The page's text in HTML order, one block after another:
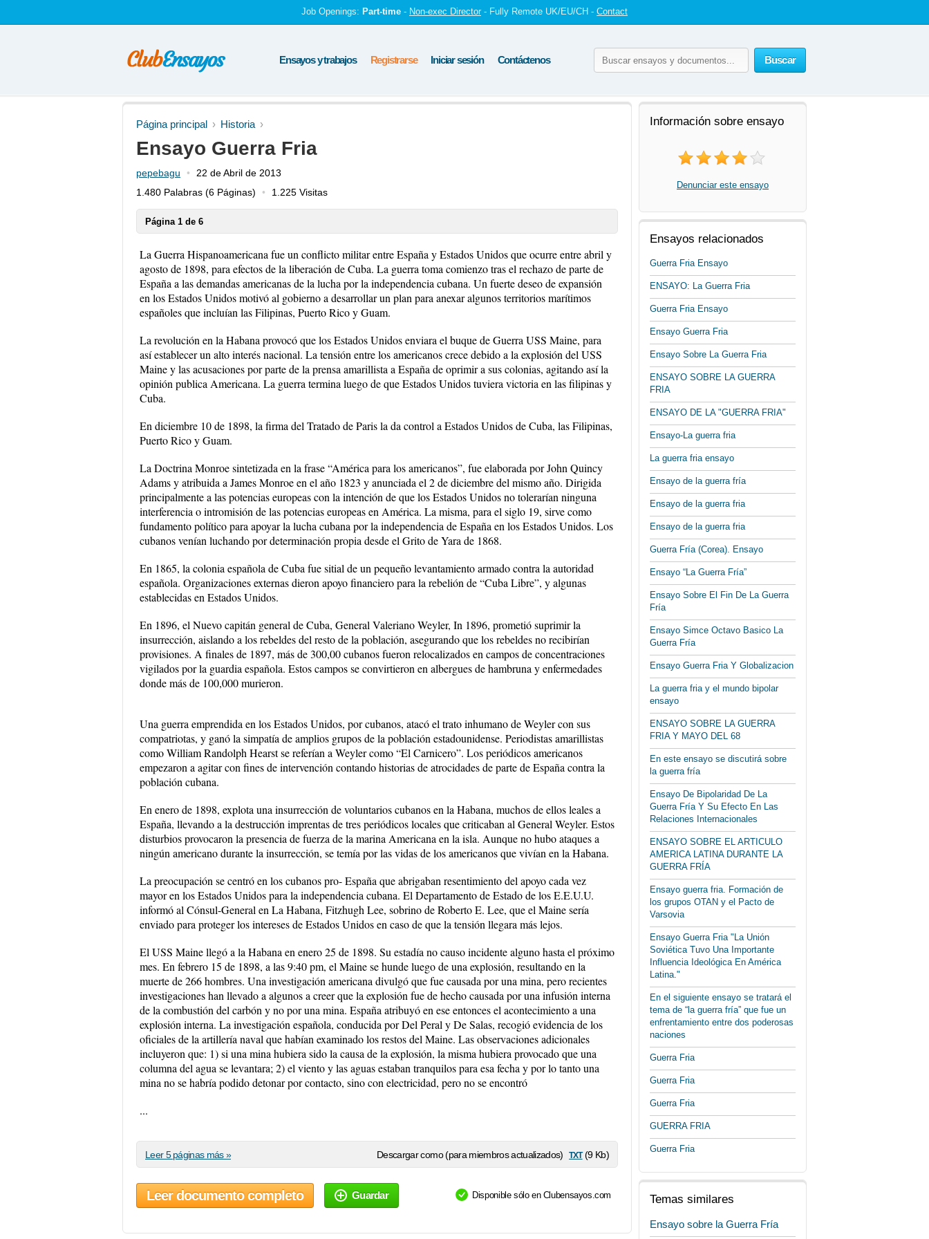
Job Openings: Part-time - Non-exec Director - Fully Remote UK/EU/CH - Contact
Buscar
Ensayos y trabajos Registrarse Iniciar sesión Contáctenos
Página principal Historia
Ensayo Guerra Fria
pepebagu
22 de Abril de 2013
1.480 Palabras (6 Páginas) 1.225 Visitas
Página 1 de 6
La Guerra Hispanoamericana fue un conflicto militar entre España y Estados Unidos que ocurre entre abril y
agosto de 1898, para efectos de la liberación de Cuba. La guerra toma comienzo tras el rechazo de parte de
España a las demandas americanas de la lucha por la independencia cubana. Un fuerte deseo de expansión
en los Estados Unidos motivó al gobierno a desarrollar un plan para anexar algunos territorios marítimos
españoles que incluían las Filipinas, Puerto Rico y Guam.
La revolución en la Habana provocó que los Estados Unidos enviara el buque de Guerra USS Maine, para
así establecer un alto interés nacional. La tensión entre los americanos crece debido a la explosión del USS
Maine y las acusaciones por parte de la prensa amarillista a España de oprimir a sus colonias, agitando así la
opinión publica Americana. La guerra termina luego de que Estados Unidos tuviera victoria en las filipinas y
Cuba.
En diciembre 10 de 1898, la firma del Tratado de Paris la da control a Estados Unidos de Cuba, las Filipinas,
Puerto Rico y Guam.
La Doctrina Monroe sintetizada en la frase “América para los americanos”, fue elaborada por John Quincy
Adams y atribuida a James Monroe en el año 1823 y anunciada el 2 de diciembre del mismo año. Dirigida
principalmente a las potencias europeas con la intención de que los Estados Unidos no tolerarían ninguna
interferencia o intromisión de las potencias europeas en América. La misma, para el siglo 19, sirve como
fundamento político para apoyar la lucha cubana por la independencia de España en los Estados Unidos. Los
cubanos venían luchando por determinación propia desde el Grito de Yara de 1868.
En 1865, la colonia española de Cuba fue sitial de un pequeño levantamiento armado contra la autoridad
española. Organizaciones externas dieron apoyo financiero para la rebelión de “Cuba Libre”, y algunas
establecidas en Estados Unidos.
En 1896, el Nuevo capitán general de Cuba, General Valeriano Weyler, In 1896, prometió suprimir la
insurrección, aislando a los rebeldes del resto de la población, asegurando que los rebeldes no recibirían
provisiones. A finales de 1897, más de 300,00 cubanos fueron relocalizados en campos de concentraciones
vigilados por la guardia española. Estos campos se convirtieron en albergues de hambruna y enfermedades
donde más de 100,000 murieron.
Una guerra emprendida en los Estados Unidos, por cubanos, atacó el trato inhumano de Weyler con sus
compatriotas, y ganó la simpatía de amplios grupos de la población estadounidense. Periodistas amarillistas
como William Randolph Hearst se referían a Weyler como “El Carnicero”. Los periódicos americanos
empezaron a agitar con fines de intervención contando historias de atrocidades de parte de España contra la
población cubana.
En enero de 1898, explota una insurrección de voluntarios cubanos en la Habana, muchos de ellos leales a
España, llevando a la destrucción imprentas de tres periódicos locales que criticaban al General Weyler. Estos
disturbios provocaron la presencia de fuerza de la marina Americana en la isla. Aunque no hubo ataques a
ningún americano durante la insurrección, se temía por las vidas de los americanos que vivían en la Habana.
La preocupación se centró en los cubanos pro- España que abrigaban resentimiento del apoyo cada vez
mayor en los Estados Unidos para la independencia cubana. El Departamento de Estado de los E.E.U.U.
informó al Cónsul-General en La Habana, Fitzhugh Lee, sobrino de Roberto E. Lee, que el Maine sería
enviado para proteger los intereses de Estados Unidos en caso de que la tensión llegara más lejos.
El USS Maine llegó a la Habana en enero 25 de 1898. Su estadía no causo incidente alguno hasta el próximo
mes. En febrero 15 de 1898, a las 9:40 pm, el Maine se hunde luego de una explosión, resultando en la
muerte de 266 hombres. Una investigación americana divulgó que fue causada por una mina, pero recientes
investigaciones han llevado a algunos a creer que la explosión fue de hecho causada por una infusión interna
de la combustión del carbón y no por una mina. España atribuyó en ese entonces el acontecimiento a una
explosión interna. La investigación española, conducida por Del Peral y De Salas, recogió evidencia de los
oficiales de la artillería naval que habían examinado los restos del Maine. Las observaciones adicionales
incluyeron que: 1) si una mina hubiera sido la causa de la explosión, la misma hubiera provocado que una
columna del agua se levantara; 2) el viento y las aguas estaban tranquilos para esa fecha y por lo tanto una
mina no se habría podido detonar por contacto, sino con electricidad, pero no se encontró
...
Descargar como (para miembros actualizados) txt(9 Kb)
Leer 5 páginas más »
Leer documento completo Guardar Disponible sólo en Clubensayos.com
Información sobre ensayo
Denunciar este ensayo
Ensayos relacionados
Guerra Fria Ensayo
ENSAYO: La Guerra Fria
Guerra Fria Ensayo
Ensayo Guerra Fria
Ensayo Sobre La Guerra Fria
ENSAYO SOBRE LA GUERRA
FRIA
ENSAYO DE LA "GUERRA FRIA"
Ensayo-La guerra fria
La guerra fria ensayo
Ensayo de la guerra fría
Ensayo de la guerra fria
Ensayo de la guerra fria
Guerra Fría (Corea). Ensayo
Ensayo “La Guerra Fría”
Ensayo Sobre El Fin De La Guerra
Fría
Ensayo Simce Octavo Basico La
Guerra Fría
Ensayo Guerra Fria Y Globalizacion
La guerra fria y el mundo bipolar
ensayo
ENSAYO SOBRE LA GUERRA
FRIA Y MAYO DEL 68
En este ensayo se discutirá sobre
la guerra fría
Ensayo De Bipolaridad De La
Guerra Fría Y Su Efecto En Las
Relaciones Internacionales
ENSAYO SOBRE EL ARTICULO
AMERICA LATINA DURANTE LA
GUERRA FRÍA
Ensayo guerra fria. Formación de
los grupos OTAN y el Pacto de
Varsovia
Ensayo Guerra Fria "La Unión
Soviética Tuvo Una Importante
Influencia Ideológica En América
Latina."
En el siguiente ensayo se tratará el
tema de “la guerra fría” que fue un
enfrentamiento entre dos poderosas
naciones
Guerra Fria
Guerra Fria
Guerra Fria
GUERRA FRIA
Guerra Fria
Temas similares
Ensayo sobre la Guerra Fría